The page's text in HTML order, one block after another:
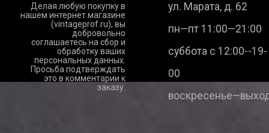
Делая любую покупку в
нашем интернет магазине
(vintageprof.ru), вы
добровольно
соглашаетесь на сбор и
обработку ваших
персональных данных.
Просьба подтверждать
это в комментарии к
заказу.
ул. Марата, д. 62
пн—пт 11:00—21:00
суббота с 12:00--19-
00